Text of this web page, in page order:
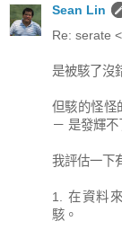
Sean Lin
Re: serate
是被駭了沒
但駭的怪怪
－ 是發輝不
我評估一下
1. 在資料
駭。